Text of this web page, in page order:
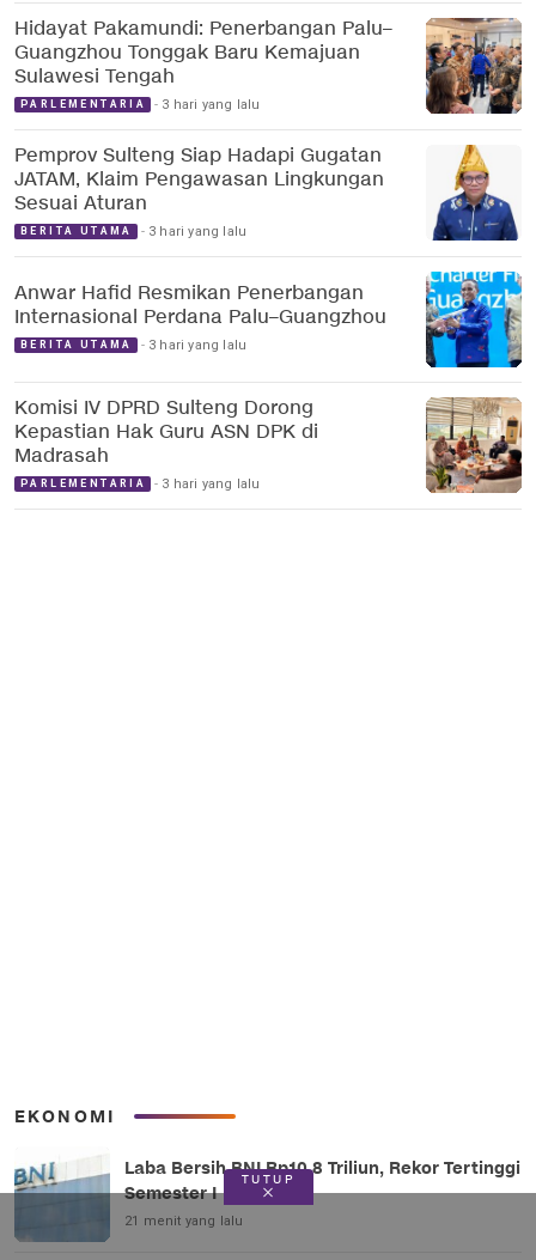
Hidayat Pakamundi: Penerbangan Palu–
Guangzhou Tonggak Baru Kemajuan
Sulawesi Tengah
PARLEMENTARIA 3 hari yang lalu
Pemprov Sulteng Siap Hadapi Gugatan
JATAM, Klaim Pengawasan Lingkungan
Sesuai Aturan
BERITA UTAMA 3 hari yang lalu
Anwar Hafid Resmikan Penerbangan
Internasional Perdana Palu–Guangzhou
BERITA UTAMA 3 hari yang lalu
Komisi IV DPRD Sulteng Dorong
Kepastian Hak Guru ASN DPK di
Madrasah
PARLEMENTARIA 3 hari yang lalu
EKONOMI
Laba Bersih BNI Rp10,8 Triliun, Rekor Tertinggi
Semester I
21 menit yang lalu
TUTUP